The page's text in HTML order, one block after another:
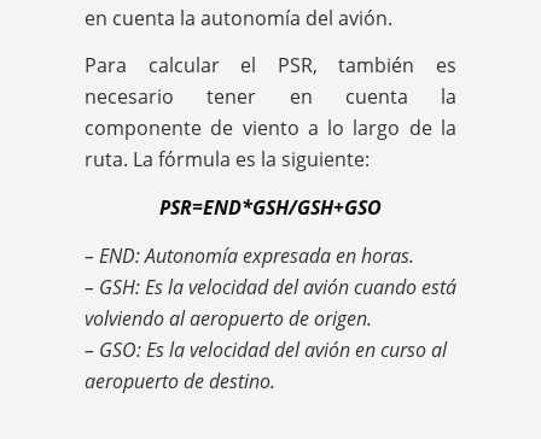
en cuenta la autonomía del avión.
Para calcular el PSR, también es
necesario tener en cuenta la
componente de viento a lo largo de la
ruta. La fórmula es la siguiente:
PSR=END*GSH/GSH+GSO
– END: Autonomía expresada en horas.
– GSH: Es la velocidad del avión cuando está
volviendo al aeropuerto de origen.
– GSO: Es la velocidad del avión en curso al
aeropuerto de destino.